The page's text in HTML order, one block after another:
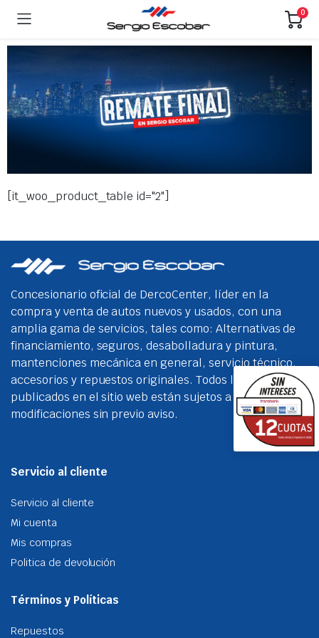
0
[it_woo_product_table id="2"]
Concesionario oficial de DercoCenter, líder en la
compra y venta de autos nuevos y usados, con una
amplia gama de servicios, tales como: Alternativas de
financiamiento, seguros, desabolladura y pintura,
mantenciones mecánica en general, servicio técnico,
accesorios y repuestos originales. Todos los precios
publicados en el sitio web están sujetos a
modificaciones sin previo aviso.
Servicio al cliente
Servicio al cliente
Mi cuenta
Mis compras
Politica de devolución
Términos y Políticas
Repuestos